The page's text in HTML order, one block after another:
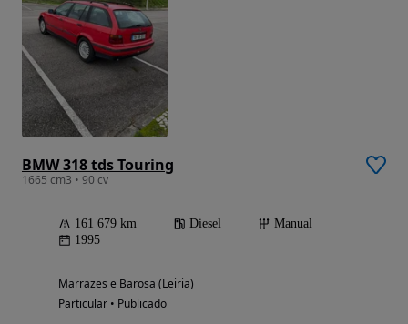
BMW 318 tds Touring
1665 cm3 • 90 cv
161 679 km Diesel
Manual
1995
Marrazes e Barosa (Leiria)
Particular • Publicado